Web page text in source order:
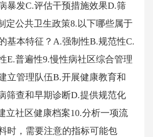
暴发C.评估干预措施效果D.筛
定公共卫生政策8.以下哪些属于
基本特征？A.强制性B.规范性C.
E.普遍性9.慢性病社区综合管理
立管理队伍B.开展健康教育和
筛查和早期诊断D.提供规范化
立社区健康档案10.分析一项流
时，需要注意的指标可能包